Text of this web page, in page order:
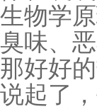
生物学
臭味、
那好好
说起了